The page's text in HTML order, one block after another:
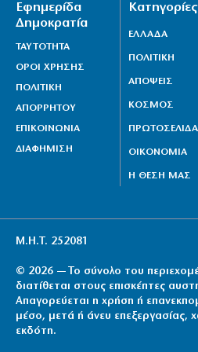
8|08|2026 | 18:00
Εφημερίδα
Δημοκρατία
ΤΑΥΤΟΤΗΤΑ
ΟΡΟΙ ΧΡΗΣΗΣ
ΠΟΛΙΤΙΚΗ
ΑΠΟΡΡΗΤΟΥ
ΕΠΙΚΟΙΝΩΝΙΑ
ΔΙΑΦΗΜΙΣΗ
Κατηγορίες
ΕΛΛΑΔΑ
ΠΟΛΙΤΙΚΗ
ΑΠΟΨΕΙΣ
ΚΟΣΜΟΣ
ΠΡΩΤΟΣΕΛΙΔΑ
ΟΙΚΟΝΟΜΙΑ
Η ΘΕΣΗ ΜΑΣ
Μ.Η.Τ. 252081
© 2026 — Το σύνολο του
διατίθεται στους επισκέπτες
Απαγορεύεται η χρήση ή
μέσο, μετά ή άνευ επεξεργασίας,
εκδότη.